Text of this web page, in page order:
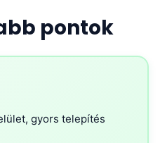
pontok
gyors telepítés